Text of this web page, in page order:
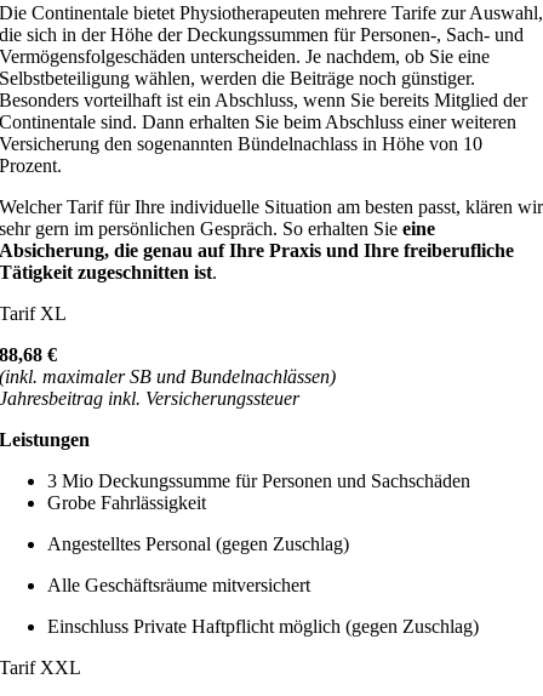
Die Continentale bietet Physiotherapeuten mehrere Tarife zur Auswahl,
die sich in der Höhe der Deckungssummen für Personen-, Sach- und
Vermögensfolgeschäden unterscheiden. Je nachdem, ob Sie eine
Selbstbeteiligung wählen, werden die Beiträge noch günstiger.
Besonders vorteilhaft ist ein Abschluss, wenn Sie bereits Mitglied der
Continentale sind. Dann erhalten Sie beim Abschluss einer weiteren
Versicherung den sogenannten Bündelnachlass in Höhe von 10
Prozent.
Welcher Tarif für Ihre individuelle Situation am besten passt, klären wir
sehr gern im persönlichen Gespräch. So erhalten Sieeine
Absicherung, die genau auf Ihre Praxis und Ihre freiberufliche
Tätigkeit zugeschnitten ist.
Tarif XL
88,68 €
(inkl. maximaler SB und Bundelnachlässen)
Jahresbeitrag inkl. Versicherungssteuer
Leistungen
3 Mio Deckungssumme für Personen und Sachschäden
Grobe Fahrlässigkeit
Angestelltes Personal (gegen Zuschlag)
Alle Geschäftsräume mitversichert
Einschluss Private Haftpflicht möglich (gegen Zuschlag)
Tarif XXL